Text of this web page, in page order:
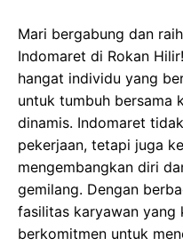
Mari bergabung dan
Indomaret di Rokan
hangat individu yang
untuk tumbuh bersama
dinamis. Indomaret
pekerjaan, tetapi juga
mengembangkan diri
gemilang. Dengan
fasilitas karyawan yang
berkomitmen untuk